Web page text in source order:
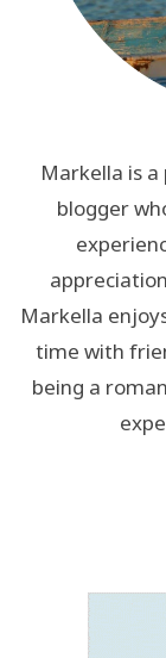
Markella is
blogger
Markella
time with
being a